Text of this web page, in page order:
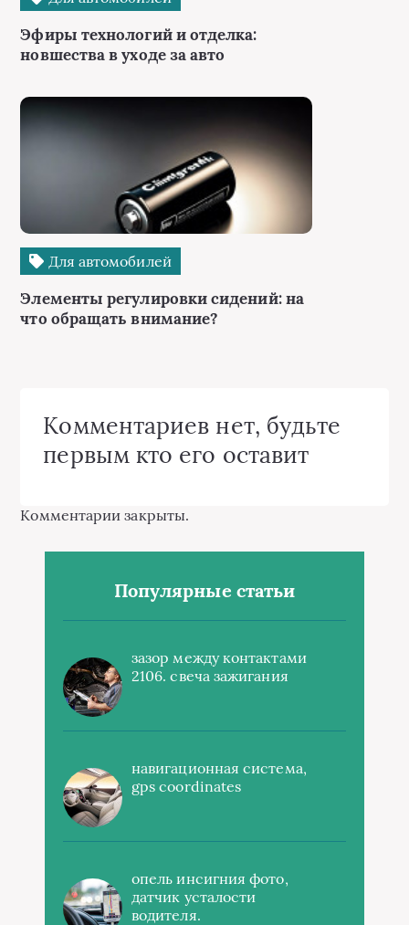
Эфиры технологий и отделка:
новшества в уходе за авто
Для автомобилей
Элементы регулировки сидений: на
что обращать внимание?
Комментариев нет, будьте
первым кто его оставит
Комментарии закрыты.
Популярные статьи
зазор между контактами
2106. свеча зажигания
навигационная система,
gps coordinates
опель инсигния фото,
датчик усталости
водителя.